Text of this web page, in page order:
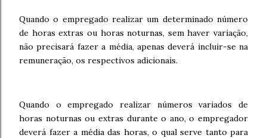
Quando o empregado realizar um determinado número
de horas extras ou horas noturnas, sem haver variação,
não precisará fazer a média, apenas deverá incluir-se na
remuneração, os respectivos adicionais.
Quando o empregado realizar números variados de
horas noturnas ou extras durante o ano, o empregador
deverá fazer a média das horas, o qual serve tanto para